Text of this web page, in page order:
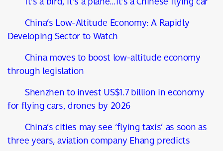
China’s Low-Altitude Economy: A Rapidly
Developing Sector to Watch
China moves to boost low-altitude economy
through legislation
Shenzhen to invest US$1.7 billion in economy
for flying cars, drones by 2026
China’s cities may see ‘flying taxis’ as soon as
three years, aviation company Ehang predicts